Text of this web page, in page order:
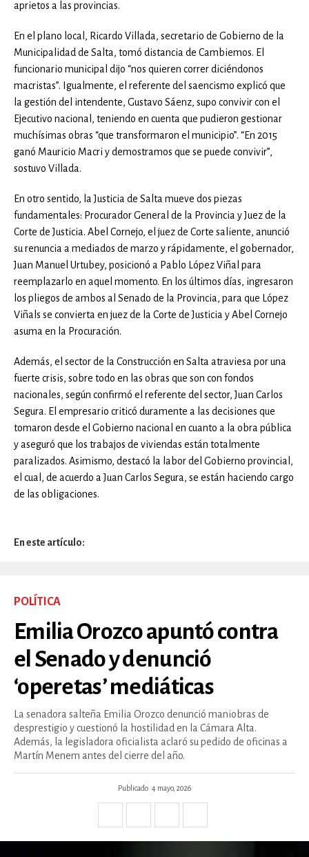
aprietos a las provincias.
En el plano local, Ricardo Villada, secretario de Gobierno de la
Municipalidad de Salta, tomó distancia de Cambiemos. El
funcionario municipal dijo “nos quieren correr diciéndonos
macristas”. Igualmente, el referente del saencismo explicó que
la gestión del intendente, Gustavo Sáenz, supo convivir con el
Ejecutivo nacional, teniendo en cuenta que pudieron gestionar
muchísimas obras “que transformaron el municipio”. “En 2015
ganó Mauricio Macri y demostramos que se puede convivir”,
sostuvo Villada.
En otro sentido, la Justicia de Salta mueve dos piezas
fundamentales: Procurador General de la Provincia y Juez de la
Corte de Justicia. Abel Cornejo, el juez de Corte saliente, anunció
su renuncia a mediados de marzo y rápidamente, el gobernador,
Juan Manuel Urtubey, posicionó a Pablo López Viñal para
reemplazarlo en aquel momento. En los últimos días, ingresaron
los pliegos de ambos al Senado de la Provincia, para que López
Viñals se convierta en juez de la Corte de Justicia y Abel Cornejo
asuma en la Procuración.
Además, el sector de la Construcción en Salta atraviesa por una
fuerte crisis, sobre todo en las obras que son con fondos
nacionales, según confirmó el referente del sector, Juan Carlos
Segura. El empresario criticó duramente a las decisiones que
tomaron desde el Gobierno nacional en cuanto a la obra pública
y aseguró que los trabajos de viviendas están totalmente
paralizados. Asimismo, destacó la labor del Gobierno provincial,
el cual, de acuerdo a Juan Carlos Segura, se están haciendo cargo
de las obligaciones.
En este artículo:
POLÍTICA
Emilia Orozco apuntó contra
el Senado y denunció
‘operetas’ mediáticas
La senadora salteña Emilia Orozco denunció maniobras de
desprestigio y cuestionó la hostilidad en la Cámara Alta.
Además, la legisladora oficialista aclaró su pedido de oficinas a
Martín Menem antes del cierre del año.
Publicado 4 mayo, 2026